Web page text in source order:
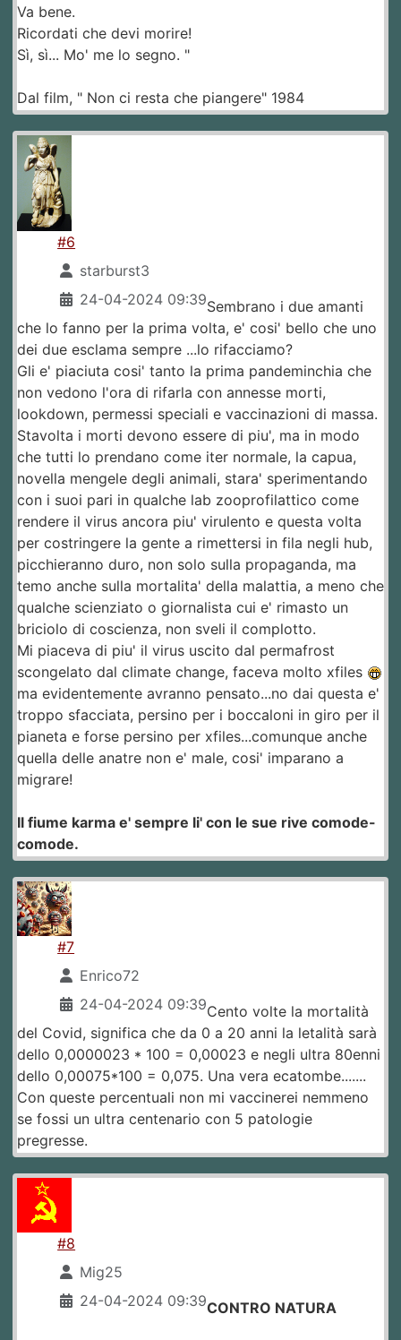
Va bene.
Ricordati che devi morire!
Sì, sì... Mo' me lo segno. "
Dal film, " Non ci resta che piangere" 1984
#6
starburst3
24-04-2024 09:39Sembrano i due amanti
che lo fanno per la prima volta, e' cosi' bello che uno
dei due esclama sempre ...lo rifacciamo?
Gli e' piaciuta cosi' tanto la prima pandeminchia che
non vedono l'ora di rifarla con annesse morti,
lookdown, permessi speciali e vaccinazioni di massa.
Stavolta i morti devono essere di piu', ma in modo
che tutti lo prendano come iter normale, la capua,
novella mengele degli animali, stara' sperimentando
con i suoi pari in qualche lab zooprofilattico come
rendere il virus ancora piu' virulento e questa volta
per costringere la gente a rimettersi in fila negli hub,
picchieranno duro, non solo sulla propaganda, ma
temo anche sulla mortalita' della malattia, a meno che
qualche scienziato o giornalista cui e' rimasto un
briciolo di coscienza, non sveli il complotto.
Mi piaceva di piu' il virus uscito dal permafrost
scongelato dal climate change, faceva molto xfiles
ma evidentemente avranno pensato...no dai questa e'
troppo sfacciata, persino per i boccaloni in giro per il
pianeta e forse persino per xfiles...comunque anche
quella delle anatre non e' male, cosi' imparano a
migrare!
Il fiume karma e' sempre li' con le sue rive comode-
comode.
#7
Enrico72
24-04-2024 09:39Cento volte la mortalità
del Covid, significa che da 0 a 20 anni la letalità sarà
dello 0,0000023 * 100 = 0,00023 e negli ultra 80enni
dello 0,00075*100 = 0,075. Una vera ecatombe.......
Con queste percentuali non mi vaccinerei nemmeno
se fossi un ultra centenario con 5 patologie
pregresse.
#8
Mig25
24-04-2024 09:39CONTRO NATURA